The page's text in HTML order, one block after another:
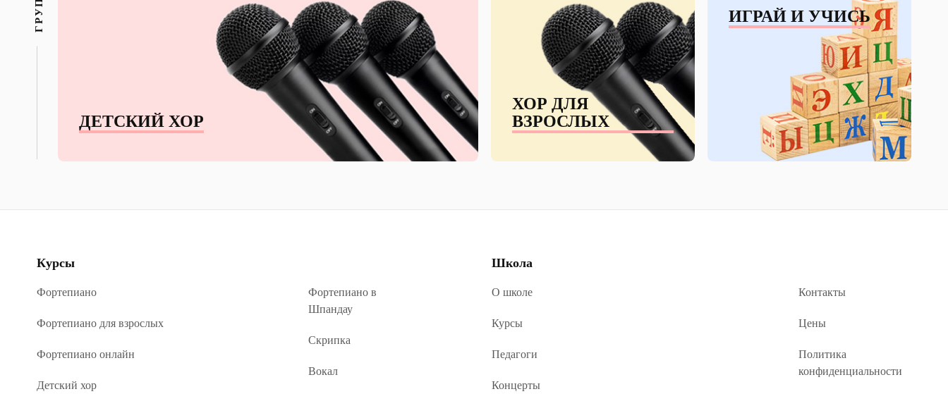
ДЕТСКИЙ ХОР
ХОР ДЛЯ
ВЗРОСЛЫХ
ИГРАЙ И УЧИСЬ
Курсы
Фортепиано
Фортепиано для взрослых
Фортепиано онлайн
Детский хор
Фортепиано в
Шпандау
Скрипка
Вокал
Школа
О школе
Курсы
Педагоги
Концерты
Контакты
Цены
Политика
конфиденциальности